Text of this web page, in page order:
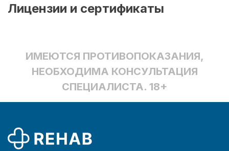
Лицензии и сертификаты
ИМЕЮТСЯ ПРОТИВОПОКАЗАНИЯ,
НЕОБХОДИМА КОНСУЛЬТАЦИЯ
СПЕЦИАЛИСТА. 18+